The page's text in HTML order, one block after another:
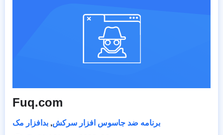
Fuq.com
برنامه ضد جاسوس افزار سرکش, بدافزار مک